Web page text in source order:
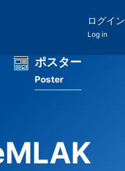
ログイン
Log in
ポスター
Poster